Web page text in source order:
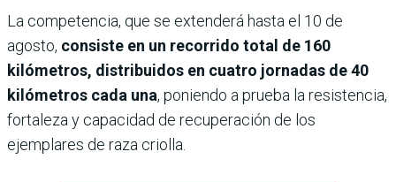
La competencia, que se extenderá hasta el 10 de
agosto, consiste en un recorrido total de 160
kilómetros, distribuidos en cuatro jornadas de 40
kilómetros cada una, poniendo a prueba la resistencia,
fortaleza y capacidad de recuperación de los
ejemplares de raza criolla.